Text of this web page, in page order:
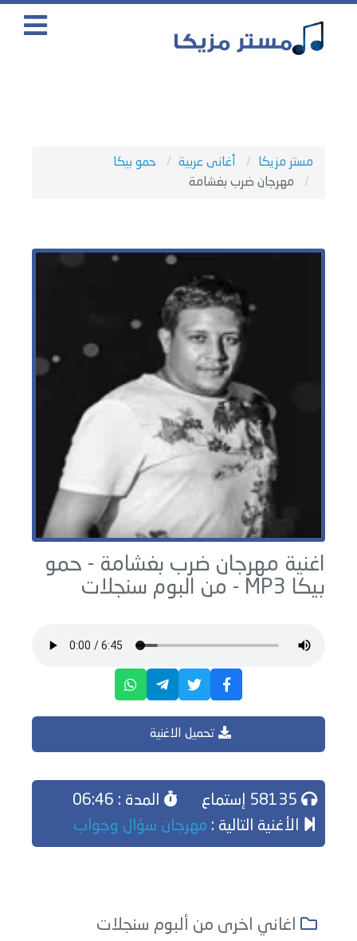
مستر مزيكا أغانى عربية
حمو بيكا
مهرجان ضرب بغشامة
اغنية مهرجان ضرب بغشامة - حمو
بيكا
سنجلات
تحميل الاغنية
المدة : 06:46
الأغنية التالية : مهرجان سؤال وجواب
اغاني اخرى من ألبوم سنجلات